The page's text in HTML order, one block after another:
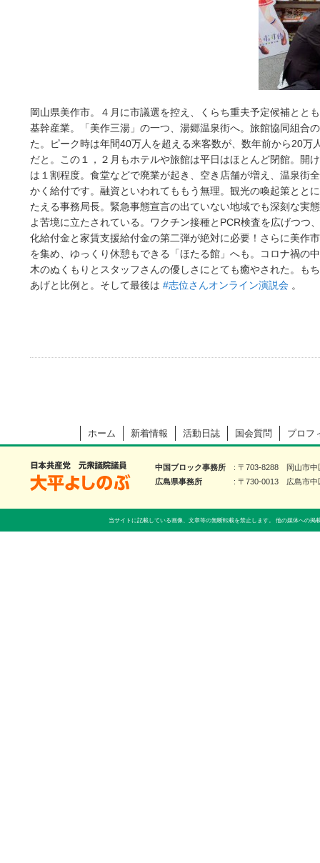
岡山県美作市。４月に市議選を控え、くらち重夫予定候補とと
基幹産業。「美作三湯」の一つ、湯郷温泉街へ。旅館協同組合
た。ピーク時は年間40万人を超える来客数が、数年前から20万
だと。この１，２月もホテルや旅館は平日はほとんど閉館。開
は１割程度。食堂などで廃業が起き、空き店舗が増え、温泉街
かく給付です。融資といわれてももう無理。観光の喚起策とと
たえる事務局長。緊急事態宣言の出ていない地域でも深刻な実
よ苦境に立たされている。ワクチン接種とPCR検査を広げつつ
化給付金と家賃支援給付金の第二弾が絶対に必要！ さらに美作
を集め、ゆっくり休憩もできる「ほたる館」へも。コロナ禍の
木のぬくもりとスタッフさんの優しさにとても癒やされた。も
あげと比例と。そして最後は #志位さんオンライン演説会 。
ホーム 新着情報 活動日誌 国会質問 プロフ
大平よしのぶ 日本共産党 前衆議院議員
中国ブロック事務所
〒703-8288 岡山市中
広島県事務所
〒730-0013 広島市中
当サイトに記載している画像、文章等の無断転載を禁止します。 他の媒体への掲